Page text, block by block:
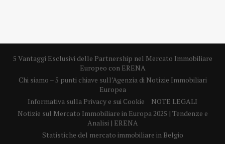
5 Vantaggi Esclusivi delle Partnership nel Mercato Immobiliare
Europeo con ERENA
Chi siamo – 5 punti chiave sull’Agenzia di Notizie Immobiliari
Europea
Informativa sulla Privacy e sui Cookie
NOTE LEGALI
Notizie sul Mercato Immobiliare in Europa 2025 | Tendenze e
Analisi | ERENA
Statistiche del mercato immobiliare in Belgio